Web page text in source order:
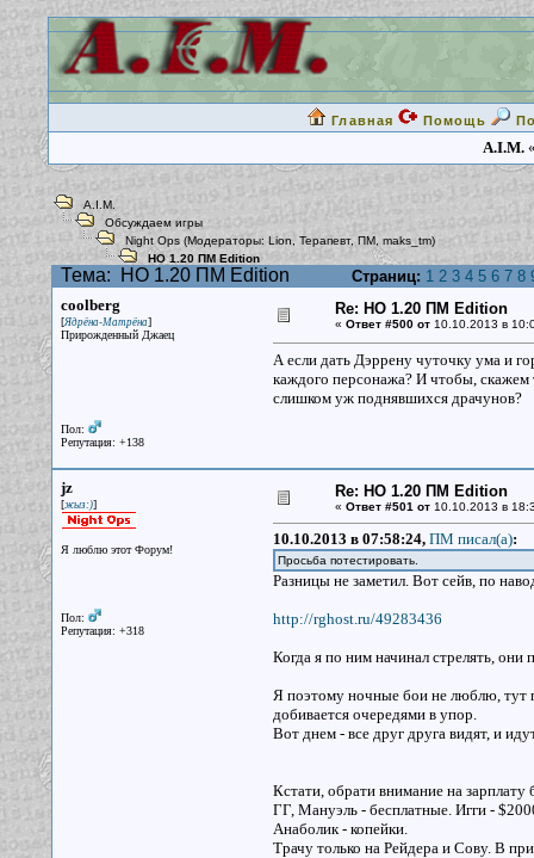
Главная Помощь
A.I.M.
A.I.M.
Обсуждаем игры
Night Ops (Модераторы: Lion, Терапевт, ПМ, maks_tm)
НО 1.20 ПМ Edition
Тема: НО 1.20 ПМ Edition Страниц: 1 2 3 4 5 6 7 8
coolberg
[Ядрёна-Матрёна]
Прирожденный Джаец
Пол:
Репутация: +138
Re: НО 1.20 ПМ Edition
« Ответ #500 от10.10.2013 в
А если дать Дэррену чуточку ума и
каждого персонажа? И чтобы, скажем
слишком уж поднявшихся драчунов?
jz
[жыз:)]
Я люблю этот Форум!
Пол:
Репутация: +318
Re: НО 1.20 ПМ Edition
« Ответ #501 от10.10.2013 в
10.10.2013 в 07:58:24, ПМ писал(a):
Просьба потестировать.
Разницы не заметил. Вот сейв, по
http://rghost.ru/49283436
Когда я по ним начинал стрелять, они
Я поэтому ночные бои не люблю, тут
добивается очередями в упор.
Вот днем - все друг друга видят, и
Кстати, обрати внимание на зарплату
ГГ, Мануэль - бесплатные. Игги -
Анаболик - копейки.
Трачу только на Рейдера и Сову. В